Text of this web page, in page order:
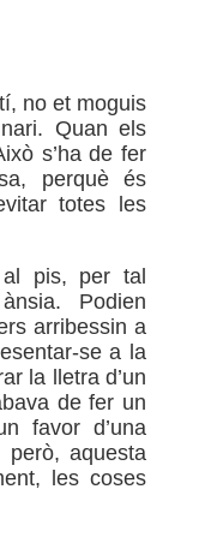
no et moguis
Quan els
s’ha de fer
perquè és
totes les
pis, per tal
Podien
arribessin a
se a la
la lletra d’un
de fer un
favor d’una
però, aquesta
les coses